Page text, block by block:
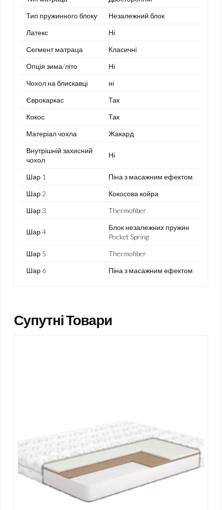
Тип пружинного блоку
Незалежний блок
Латекс
Ні
Сегмент матраца
Класичні
Опція зима/літо
Ні
Чохол на блискавці
ні
Єврокаркас
Так
Кокос
Так
Матеріал чохла
Жакард
Внутрішній захисний
чохол
Ні
Шар 1
Піна з масажним ефектом
Шар 2
Кокосова койра
Шар 3
Thermofiber
Шар 4
Блок незалежних пружин
Pocket Spring
Шар 5
Thermofiber
Шар 6
Піна з масажним ефектом
Супутні Товари